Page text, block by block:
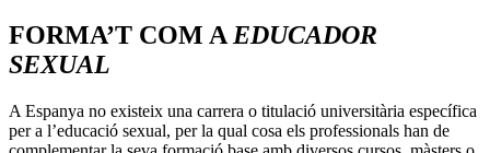
FORMA’T COM A EDUCADOR
SEXUAL
A Espanya no existeix una carrera o titulació universitària específica
per a l’educació sexual, per la qual cosa els professionals han de